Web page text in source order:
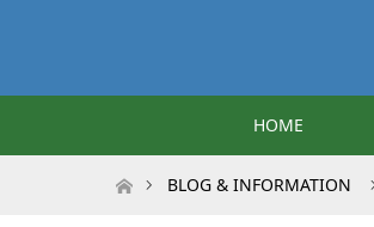
HOME
ホームBLOG & INFORMATION